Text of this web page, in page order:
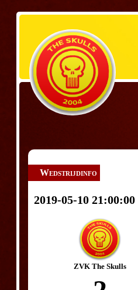
Wedstrijdinfo
2019-05-10 21:00:00
ZVK The Skulls